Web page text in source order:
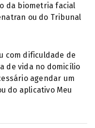
da biometria facial
ou do Tribunal
com dificuldade de
de vida no domicílio
agendar um
do aplicativo Meu